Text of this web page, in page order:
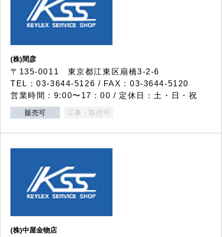
(株)間彦
〒135-0011 東京都江東区扇橋3-2-6
TEL：03-3644-5126 / FAX：03-3644-5120
営業時間：9:00〜17：00 / 定休日：土・日・祝
販売可 工事・取付可
(株)中屋金物店